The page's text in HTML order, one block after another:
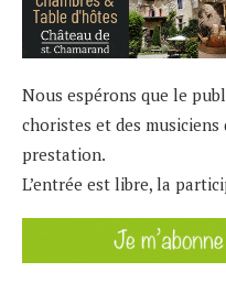
Nous espérons que le
choristes et des
prestation.
L’entrée est libre, la